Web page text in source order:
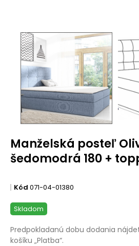
Manželská posteľ
šedomodrá 180 +
Kód 071-04-01380
Skladom
Predpokladanú dobu dodania
košíku „Platba“.